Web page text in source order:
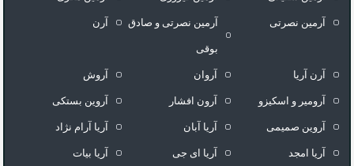
آرمین نصرتی آرمین نصرتی و صادق
بوقی
آرن
آرن آریا آروان آروش
آرومیر و اسکیزو آرون افشار آروین بستکی
آروین صمیمی آریا آبان آریا آرام نژاد
آریا امجد آریا ای جی آریا بیات